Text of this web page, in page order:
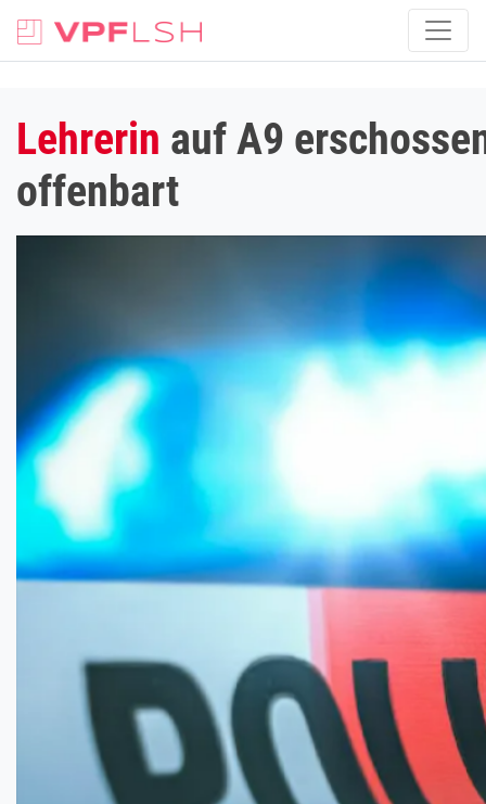
Lehrerin auf A9
offenbart